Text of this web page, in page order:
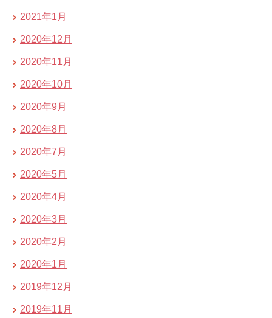
2021年1月
2020年12月
2020年11月
2020年10月
2020年9月
2020年8月
2020年7月
2020年5月
2020年4月
2020年3月
2020年2月
2020年1月
2019年12月
2019年11月